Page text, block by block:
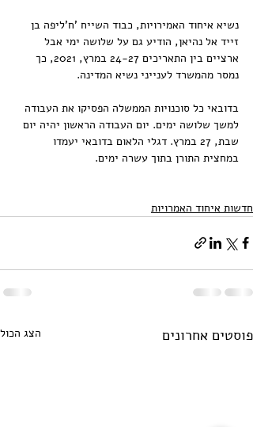
נשיא איחוד האמירויות, כבוד השייח 'ח'ליפה בן
זייד אל נהיאן, הודיע ​​גם על שלושה ימי אבל
ארציים בין התאריכים 24-27 במרץ, 2021, כך
נמסר מהמשרד לענייני נשיא המדינה.
בדובאי כל סוכנויות הממשלה הפסיקו את העבודה
למשך שלושה ימים. יום העבודה הראשון יהיה יום
שבת, 27 במרץ. דגלי הלאום בדובאי יעמדו
במחצית התורן בתוך עשרה ימים.
חדשות איחוד האמרויות
פוסטים אחרונים הצג הכול